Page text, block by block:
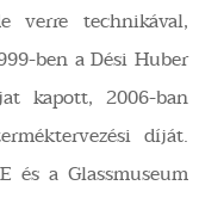
verre technikával,
ben a Dési Huber
kapott, 2006-ban
díját.
és a Glassmuseum